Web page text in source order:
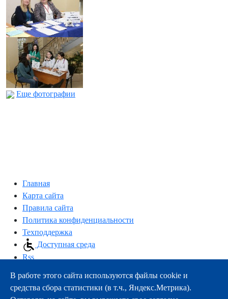
Еще фотографии
Главная
Карта сайта
Правила сайта
Политика конфиденциальности
Техподдержка
Доступная среда
Rss
163000, г.Архангельск, пр-т Троицкий, 51
тел.:+7 (8182) 21-11-63
В работе этого сайта используются файлы cookie и
средства сбора статистики (в т.ч., Яндекс.Метрика).